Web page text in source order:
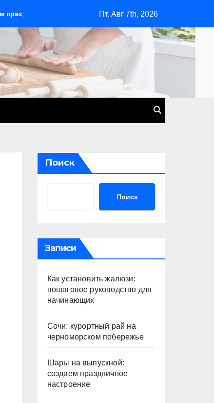
Садовые скамейки в ландшафтном
Пт. Авг 7th, 2026
Поиск
Поиск
Записи
Как установить жалюзи:
пошаговое руководство для
начинающих
Сочи: курортный рай на
черноморском побережье
Шары на выпускной:
создаем праздничное
настроение